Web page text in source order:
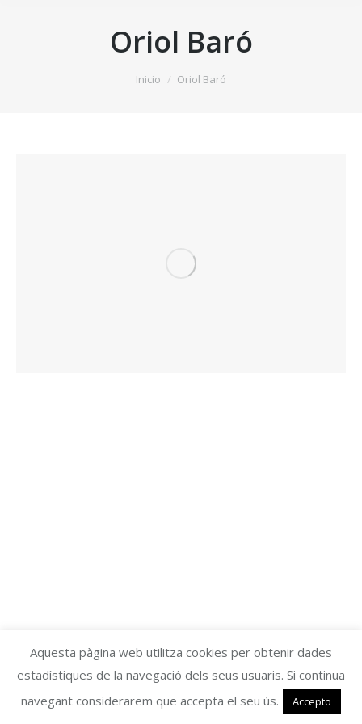
Oriol Baró
Inicio Oriol Baró
Aquesta pàgina web utilitza cookies per obtenir dades
estadístiques de la navegació dels seus usuaris. Si continua
navegant considerarem que accepta el seu ús.
Accepto